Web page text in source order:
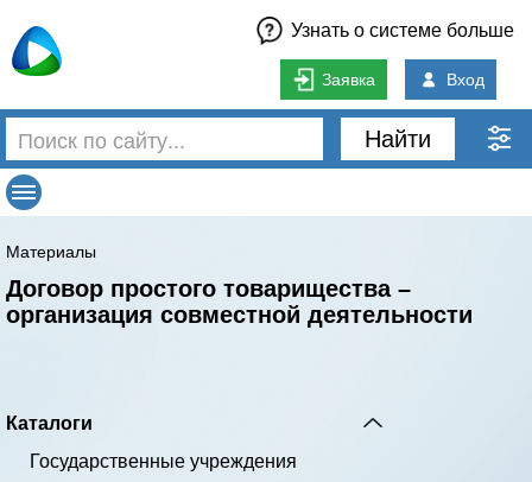
Узнать о системе больше
Заявка Вход
Найти
Материалы
Договор простого товарищества –
организация совместной деятельности
Каталоги
Государственные учреждения